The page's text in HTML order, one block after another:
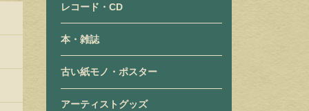
レコード・CD
本・雑誌
古い紙モノ・ポスター
アーティストグッズ